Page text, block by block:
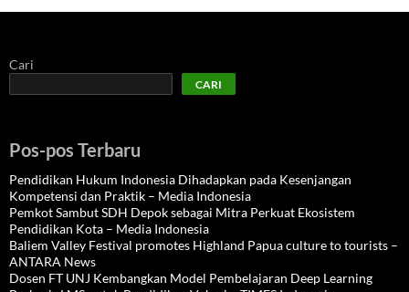
Cari
CARI
Pos-pos Terbaru
Pendidikan Hukum Indonesia Dihadapkan pada Kesenjangan
Kompetensi dan Praktik – Media Indonesia
Pemkot Sambut SDH Depok sebagai Mitra Perkuat Ekosistem
Pendidikan Kota – Media Indonesia
Baliem Valley Festival promotes Highland Papua culture to tourists –
ANTARA News
Dosen FT UNJ Kembangkan Model Pembelajaran Deep Learning